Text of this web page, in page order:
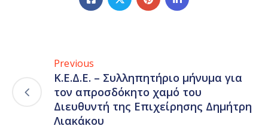
Previous
Κ.Ε.Δ.Ε. – Συλληπητήριο μήνυμα για
τον απροσδόκητο χαμό του
Διευθυντή της Επιχείρησης Δημήτρη
Λιακάκου